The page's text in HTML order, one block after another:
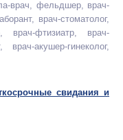
врач, фельдшер, врач-
врач-стоматолог,
врач-фтизиатр, врач-
врач-акушер-гинеколог,
свидания и